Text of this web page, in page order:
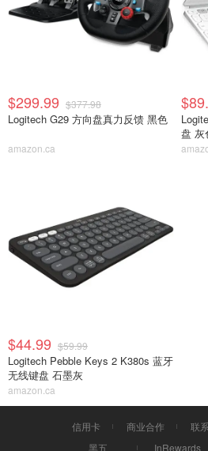
$299.99 $377.98
Logitech G29 方向盘真力反馈 黑色
amazon.ca
盘 灰
$44.99 $59.99
Logitech Pebble Keys 2 K380s 蓝牙
无线键盘 石墨灰
amazon.ca
信用卡 商业合作 联
黑五
InRewards